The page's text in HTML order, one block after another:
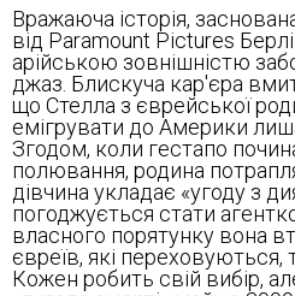
Вражаюча історія,
від Paramount Pictures
арійською зовнішністю
джаз. Блискуча кар'єра
що Стелла з єврейської
емігрувати до Америки
Згодом, коли гестапо
полювання, родина
дівчина укладає «угоду з
погоджується стати
власного порятунку вона
євреїв, які переховуються,
Кожен робить свій вибір,